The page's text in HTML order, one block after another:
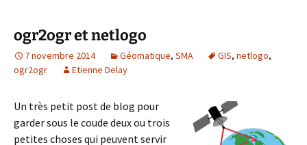
ogr2ogr et netlogo
7 novembre 2014 Géomatique, SMA GIS, netlogo,
ogr2ogr
Etienne Delay
Un très petit post de blog pour
garder sous le coude deux ou trois
petites choses qui peuvent servir